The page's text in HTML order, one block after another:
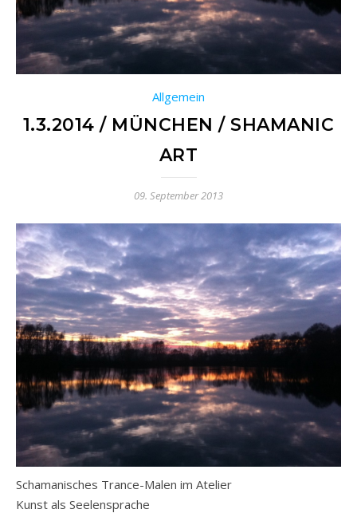
Allgemein
1.3.2014 / MÜNCHEN / SHAMANIC
ART
09. September 2013
Schamanisches Trance-Malen im Atelier
Kunst als Seelensprache